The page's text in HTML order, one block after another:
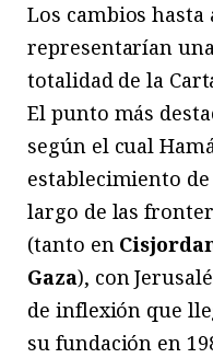
Los cambios hasta
representarían
totalidad de la
El punto más
según el cual
establecimiento
largo de las
(tanto en
Gaza), con
de inflexión que
su fundación en